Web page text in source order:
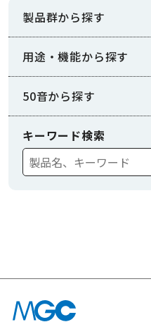
製品群から探す
用途・機能から探す
50音から探す
キーワード検索